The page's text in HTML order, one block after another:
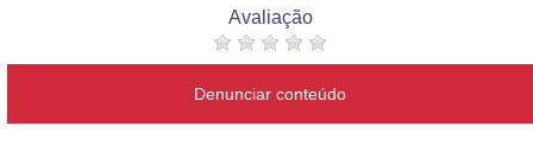
Avaliação
Denunciar conteúdo